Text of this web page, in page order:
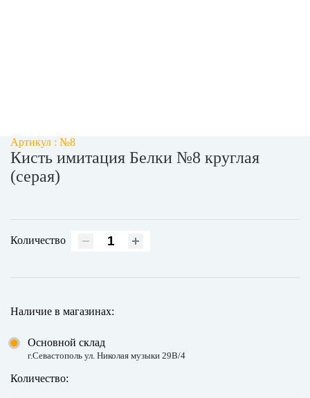
Артикул : №8
Кисть имитация Белки №8 круглая
(серая)
Количество
Наличие в магазинах:
Основной склад
г.Севастополь ул. Николая музыки 29В/4
Количество: